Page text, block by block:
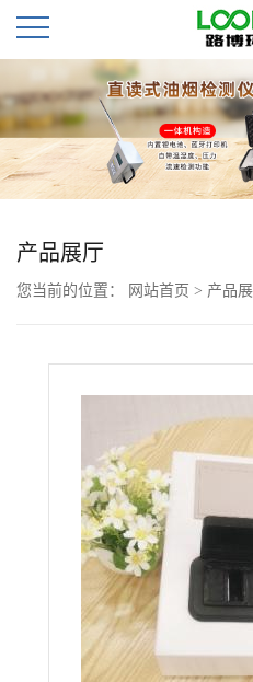
公
司
首
页
公
产品展厅
您当前的位置： 网站首页 > 产品